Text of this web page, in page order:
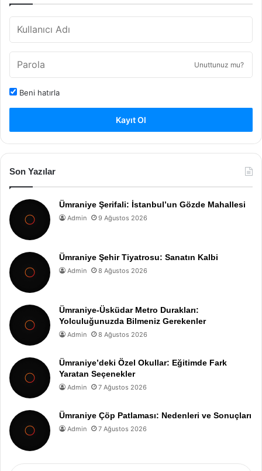
Unuttunuz mu?
Beni hatırla
Kayıt Ol
Son Yazılar
Ümraniye Şerifali: İstanbul’un Gözde Mahallesi
Admin 9 Ağustos 2026
Ümraniye Şehir Tiyatrosu: Sanatın Kalbi
Admin 8 Ağustos 2026
Ümraniye-Üsküdar Metro Durakları:
Yolculuğunuzda Bilmeniz Gerekenler
Admin 8 Ağustos 2026
Ümraniye’deki Özel Okullar: Eğitimde Fark
Yaratan Seçenekler
Admin 7 Ağustos 2026
Ümraniye Çöp Patlaması: Nedenleri ve Sonuçları
Admin 7 Ağustos 2026